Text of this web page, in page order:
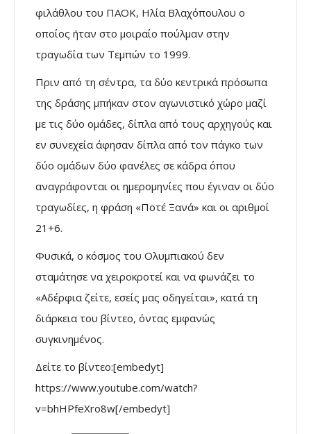
φιλάθλου του ΠΑΟΚ, Ηλία Βλαχόπουλου ο
οποίος ήταν στο μοιραίο πούλμαν στην
τραγωδία των Τεμπών το 1999.​
Πριν από τη σέντρα, τα δύο κεντρικά πρόσωπα
της δράσης μπήκαν στον αγωνιστικό χώρο μαζί
με τις δύο ομάδες, δίπλα από τους αρχηγούς και
εν συνεχεία άφησαν δίπλα από τον πάγκο των
δύο ομάδων δύο φανέλες σε κάδρα όπου
αναγράφονται οι ημερομηνίες που έγιναν οι δύο
τραγωδίες, η φράση «Ποτέ Ξανά» και οι αριθμοί
21+6.
Φυσικά, ο κόσμος του Ολυμπιακού δεν
σταμάτησε να χειροκροτεί και να φωνάζει το
«Αδέρφια ζείτε, εσείς μας οδηγείται», κατά τη
διάρκεια του βίντεο, όντας εμφανώς
συγκινημένος.
Δείτε το βίντεο:[embedyt]
https://www.youtube.com/watch?
v=bhHPfeXro8w[/embedyt]